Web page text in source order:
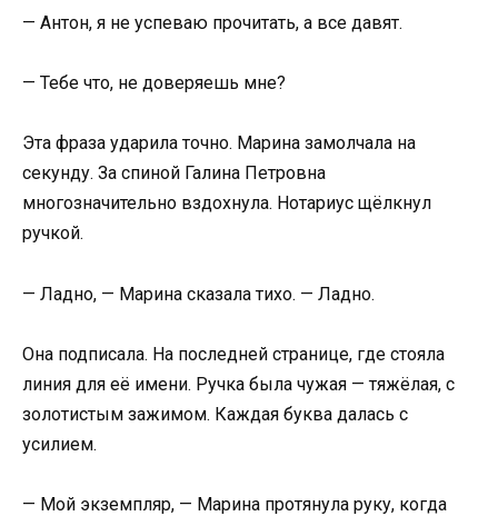
— Антон, я не успеваю прочитать, а все давят.
— Тебе что, не доверяешь мне?
Эта фраза ударила точно. Марина замолчала на
секунду. За спиной Галина Петровна
многозначительно вздохнула. Нотариус щёлкнул
ручкой.
— Ладно, — Марина сказала тихо. — Ладно.
Она подписала. На последней странице, где стояла
линия для её имени. Ручка была чужая — тяжёлая, с
золотистым зажимом. Каждая буква далась с
усилием.
— Мой экземпляр, — Марина протянула руку, когда